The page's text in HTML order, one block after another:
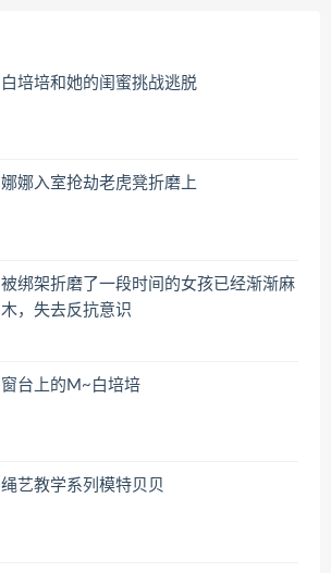
白培培和她的闺蜜挑战逃脱
娜娜入室抢劫老虎凳折磨上
被绑架折磨了一段时间的女孩已经渐渐麻
木，失去反抗意识
窗台上的M~白培培
绳艺教学系列模特贝贝